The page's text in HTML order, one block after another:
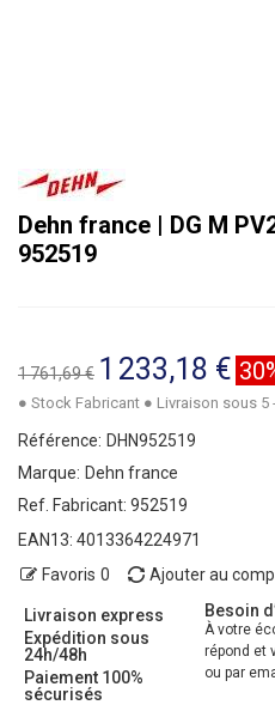
Dehn france | DG M
952519
1 761,69 € 1 233,18 €
● Stock Fabricant ● Livraison sous 5
Référence: DHN952519
Marque: Dehn france
Ref. Fabricant: 952519
EAN13: 4013364224971
Favoris 0 Ajouter au
Livraison express
Expédition sous
24h/48h
Paiement 100%
sécurisés
Besoin
À votre
répond et
ou par